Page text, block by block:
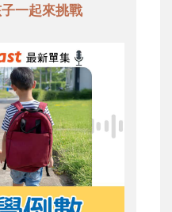
一起來挑戰